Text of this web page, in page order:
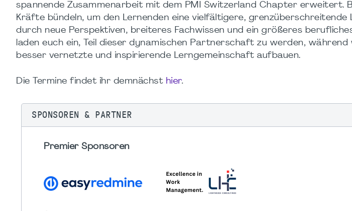
spannende Zusammenarbeit mit dem PMI Switzerland Chapter erweitert.
Kräfte bündeln, um den Lernenden eine vielfältigere,
durch neue Perspektiven, breiteres Fachwissen und ein größeres
laden euch ein, Teil dieser dynamischen Partnerschaft zu werden,
besser vernetzte und inspirierende Lerngemeinschaft aufbauen.
Die Termine findet ihr demnächst hier.
SPONSOREN & PARTNER
Premier Sponsoren